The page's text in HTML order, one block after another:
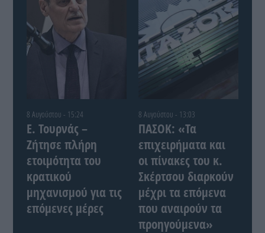
8 Αυγούστου - 15:24
Ε. Τουρνάς –
Ζήτησε πλήρη
ετοιμότητα του
κρατικού
μηχανισμού για τις
επόμενες μέρες
8 Αυγούστου - 13:03
ΠΑΣΟΚ: «Τα
επιχειρήματα και
οι πίνακες του κ.
Σκέρτσου διαρκούν
μέχρι τα επόμενα
που αναιρούν τα
προηγούμενα»